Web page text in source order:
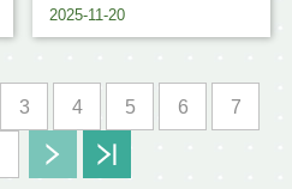
2025-11-20
3 4 5 6 7